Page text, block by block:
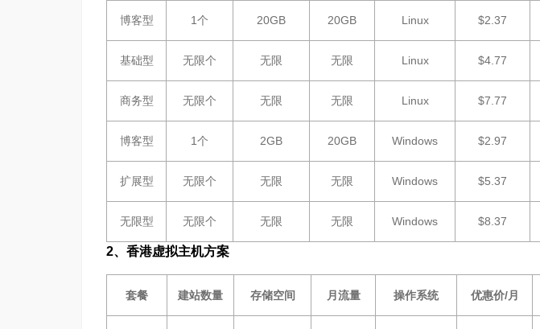
博客型 1个 20GB 20GB Linux $2.37
基础型 无限个 无限 无限 Linux $4.77
商务型 无限个 无限 无限 Linux $7.77
博客型 1个 2GB 20GB Windows $2.97
扩展型 无限个 无限 无限 Windows $5.37
无限型 无限个 无限 无限 Windows $8.37
2、香港虚拟主机方案
套餐 建站数量 存储空间 月流量 操作系统 优惠价/月